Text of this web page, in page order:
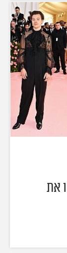
את